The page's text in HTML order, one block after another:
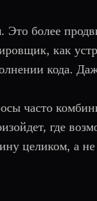
более
как
кода.
часто
где
целиком, а